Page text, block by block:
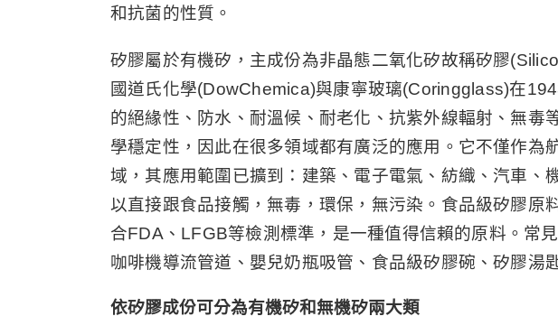
和抗菌的性質。
矽膠屬於有機矽，主成份為非晶態二氧化矽故稱矽膠
國道氏化學(DowChemica)與康寧玻璃(Coringglass)在
的絕緣性、防水、耐溫候、耐老化、抗紫外線輻射、無
學穩定性，因此在很多領域都有廣泛的應用。它不僅作
域，其應用範圍已擴到：建築、電子電氣、紡織、汽車
以直接跟食品接觸，無毒，環保，無污染。食品級矽膠
合FDA、LFGB等檢測標準，是一種值得信賴的原料。常
咖啡機導流管道、嬰兒奶瓶吸管、食品級矽膠碗、矽膠湯
依矽膠成份可分為有機矽和無機矽兩大類